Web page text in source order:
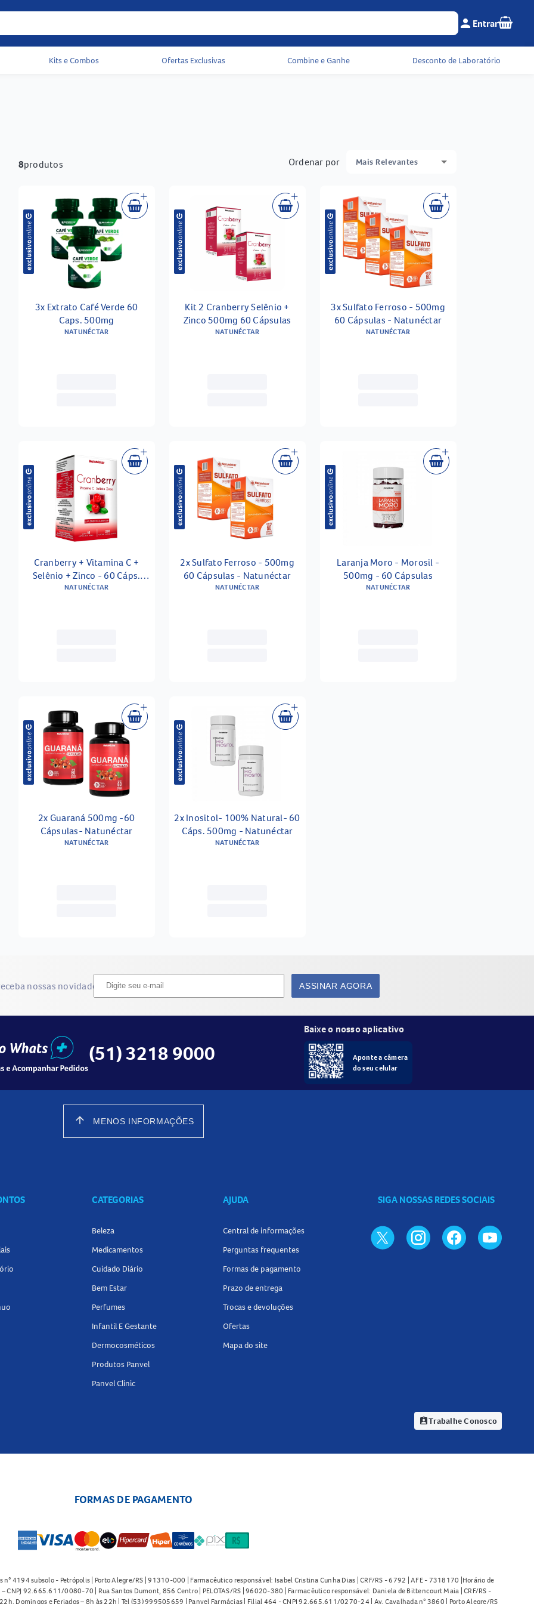
Menu do cliente e
person Entrar Seu
Acessos rápidos do cabeçalho
Kits e Combos Ofertas Exclusivas Combine e Ganhe Desconto de Laboratório
8produtos Ordenar por Mais Relevantes
3x Extrato Café Verde 60
Caps. 500mg
NATUNÉCTAR
Kit 2 Cranberry Selênio +
Zinco 500mg 60 Cápsulas
NATUNÉCTAR
3x Sulfato Ferroso - 500mg
60 Cápsulas - Natunéctar
NATUNÉCTAR
Cranberry + Vitamina C +
Selênio + Zinco - 60 Cáps.
500mg
NATUNÉCTAR
2x Sulfato Ferroso - 500mg
60 Cápsulas - Natunéctar
NATUNÉCTAR
Laranja Moro - Morosil -
500mg - 60 Cápsulas
NATUNÉCTAR
2x Guaraná 500mg -60
Cápsulas- Natunéctar
NATUNÉCTAR
2x Inositol- 100% Natural- 60
Cáps. 500mg - Natunéctar
NATUNÉCTAR
nossas novidades ASSINAR AGORA
(51) 3218 9000
Baixe o nosso aplicativo
Aponte a câmera
do seu celular
arrow_upward MENOS INFORMAÇÕES
CATEGORIAS
Beleza
Medicamentos
Cuidado Diário
Bem Estar
Perfumes
Infantil E Gestante
Dermocosméticos
Produtos Panvel
Panvel Clinic
AJUDA
Central de informações
Perguntas frequentes
Formas de pagamento
Prazo de entrega
Trocas e devoluções
Ofertas
Mapa do site
SIGA NOSSAS REDES SOCIAIS
assignment_indTrabalhe Conosco
FORMAS DE PAGAMENTO
4194 subsolo - Petrópolis | Porto Alegre/RS | 91310-000 | Farmacêutico responsável: Isabel Cristina Cunha Dias | CRF/RS - 6792 | AFE - 7318170 |Horário de
92.665.611/0080-70 | Rua Santos Dumont, 856 Centro | PELOTAS/RS | 96020-380 | Farmacêutico responsável: Daniela de Bittencourt Maia | CRF/RS -
Domingos e Feriados – 8h às 22h | Tel (53) 999505659 | Panvel Farmácias | Filial 464 - CNPJ 92.665.611/0270-24 | Av. Cavalhada n° 3860 | Porto Alegre/RS